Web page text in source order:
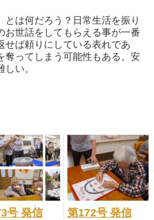
は何だろう？日常生活を振り
お世話をしてもらえる事が一番
せば頼りにしている表れであ
奪ってしまう可能性もある。安
い。
号 発信 第172号 発信